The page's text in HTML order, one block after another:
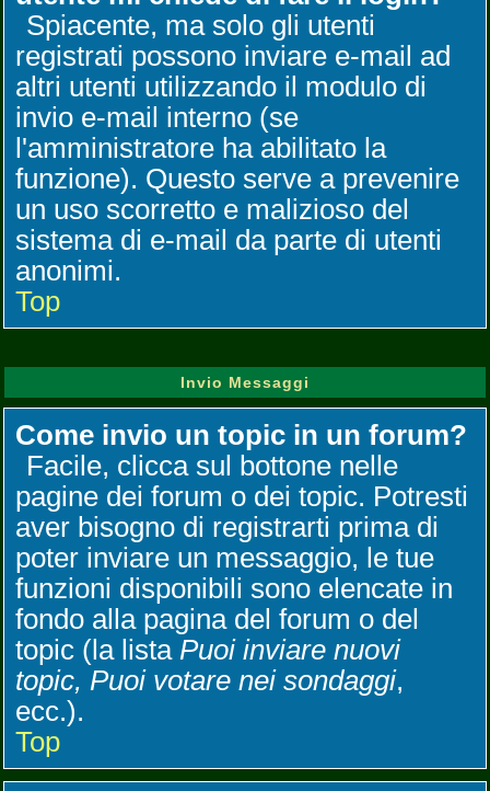
Spiacente, ma solo gli utenti
registrati possono inviare e-mail ad
altri utenti utilizzando il modulo di
invio e-mail interno (se
l'amministratore ha abilitato la
funzione). Questo serve a prevenire
un uso scorretto e malizioso del
sistema di e-mail da parte di utenti
anonimi.
Top
Invio Messaggi
Come invio un topic in un forum?
Facile, clicca sul bottone nelle
pagine dei forum o dei topic. Potresti
aver bisogno di registrarti prima di
poter inviare un messaggio, le tue
funzioni disponibili sono elencate in
fondo alla pagina del forum o del
topic (la lista Puoi inviare nuovi
topic, Puoi votare nei sondaggi,
ecc.).
Top